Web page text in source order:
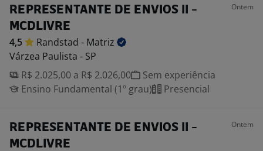
REPRESENTANTE DE ENVIOS II -
MCDLIVRE
Ontem
4,5 Randstad - Matriz
Várzea Paulista - SP
R$ 2.025,00 a R$ 2.026,00
Sem experiência
Ensino Fundamental (1º grau)
Presencial
REPRESENTANTE DE ENVIOS II -
MCDLIVRE
Ontem